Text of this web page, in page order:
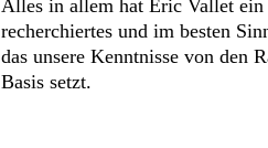
Alles in allem hat Éric Vallet ein
recherchiertes und im besten
das unsere Kenntnisse von den
Basis setzt.